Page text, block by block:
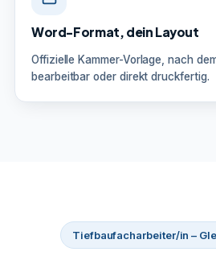
Word-Format, dein Layout
Offizielle Kammer-Vorlage, nach
bearbeitbar oder direkt druckfertig.
Tiefbaufacharbeiter/in –